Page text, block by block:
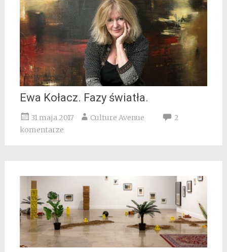
Ewa Kołacz. Fazy światła.
31 maja 2017 Culture Avenue
2
komentarze